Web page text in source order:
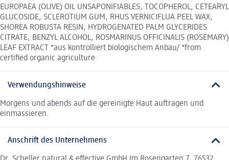
EUROPAEA (OLIVE) OIL UNSAPONIFIABLES, TOCOPHEROL, CETEARYL
GLUCOSIDE, SCLEROTIUM GUM, RHUS VERNICIFLUA PEEL WAX,
SHOREA ROBUSTA RESIN, HYDROGENATED PALM GLYCERIDES
CITRATE, BENZYL ALCOHOL, ROSMARINUS OFFICINALIS (ROSEMARY)
LEAF EXTRACT *aus kontrolliert biologischem Anbau/ *from
certified organic agriculture
Verwendungshinweise
Morgens und abends auf die gereinigte Haut auftragen und
einmassieren.
Anschrift des Unternehmens